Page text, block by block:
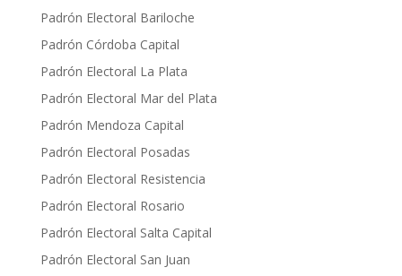
Padrón Electoral Bariloche
Padrón Córdoba Capital
Padrón Electoral La Plata
Padrón Electoral Mar del Plata
Padrón Mendoza Capital
Padrón Electoral Posadas
Padrón Electoral Resistencia
Padrón Electoral Rosario
Padrón Electoral Salta Capital
Padrón Electoral San Juan